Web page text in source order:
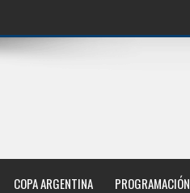
COPA ARGENTINA PROGRAMACIÓN